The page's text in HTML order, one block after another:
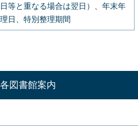
等と重なる場合は翌日）、年末年
日、特別整理期間
各図書館案内